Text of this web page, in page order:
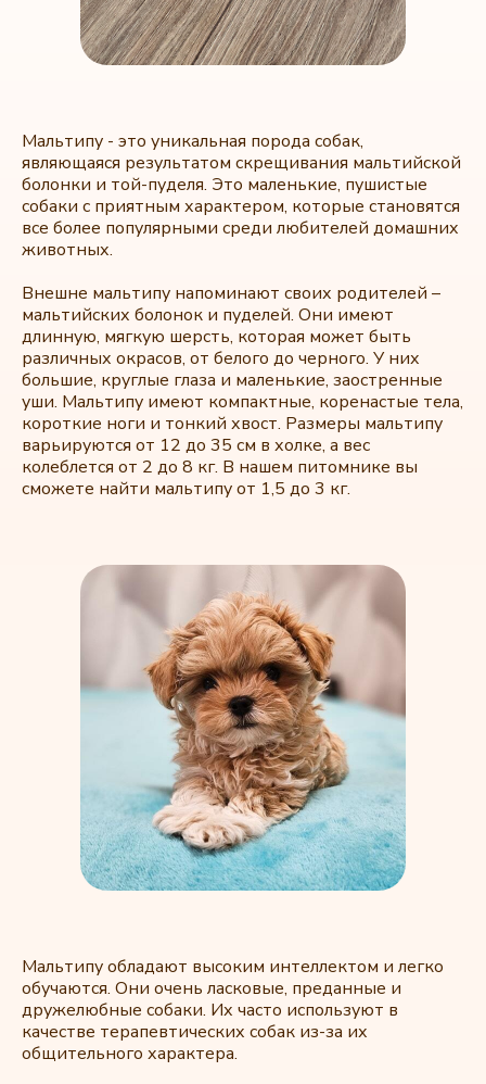
Мальтипу - это уникальная порода собак,
являющаяся результатом скрещивания мальтийской
болонки и той-пуделя. Это маленькие, пушистые
собаки с приятным характером, которые становятся
все более популярными среди любителей домашних
животных.
Внешне мальтипу напоминают своих родителей –
мальтийских болонок и пуделей. Они имеют
длинную, мягкую шерсть, которая может быть
различных окрасов, от белого до черного. У них
большие, круглые глаза и маленькие, заостренные
уши. Мальтипу имеют компактные, коренастые тела,
короткие ноги и тонкий хвост. Размеры мальтипу
варьируются от 12 до 35 см в холке, а вес
колеблется от 2 до 8 кг. В нашем питомнике вы
сможете найти мальтипу от 1,5 до 3 кг.
Мальтипу обладают высоким интеллектом и легко
обучаются. Они очень ласковые, преданные и
дружелюбные собаки. Их часто используют в
качестве терапевтических собак из-за их
общительного характера.